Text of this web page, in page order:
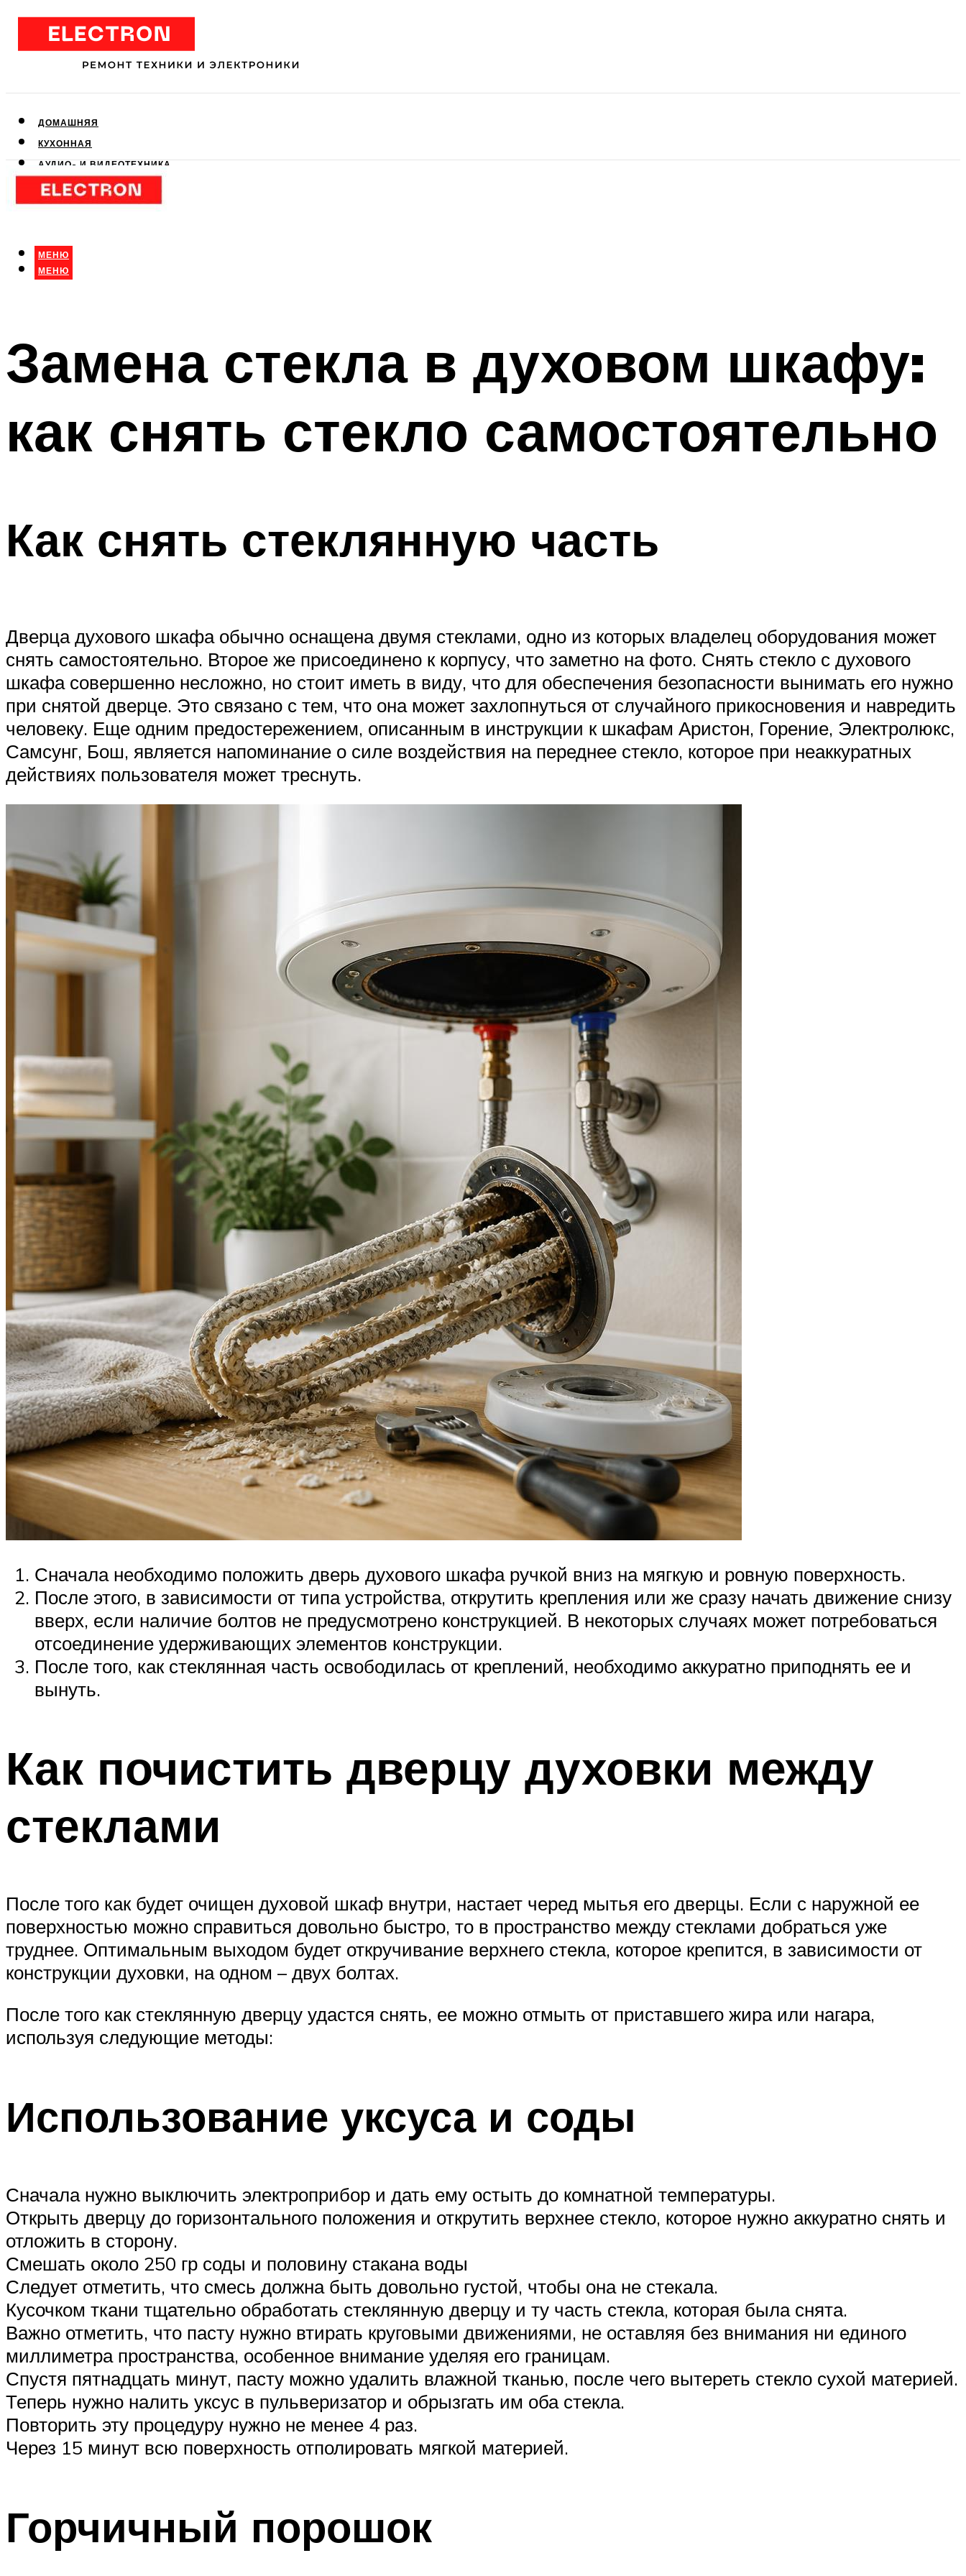
ДОМАШНЯЯ
КУХОННАЯ
АУДИО- И ВИДЕОТЕХНИКА
КЛИМАТИЧЕСКАЯ
ДЛЯ КРАСОТЫ
МЕНЮ
МЕНЮ
Замена стекла в духовом шкафу:
как снять стекло самостоятельно
Как снять стеклянную часть
Дверца духового шкафа обычно оснащена двумя стеклами, одно из которых владелец оборудования может
снять самостоятельно. Второе же присоединено к корпусу, что заметно на фото. Снять стекло с духового
шкафа совершенно несложно, но стоит иметь в виду, что для обеспечения безопасности вынимать его нужно
при снятой дверце. Это связано с тем, что она может захлопнуться от случайного прикосновения и навредить
человеку. Еще одним предостережением, описанным в инструкции к шкафам Аристон, Горение, Электролюкс,
Самсунг, Бош, является напоминание о силе воздействия на переднее стекло, которое при неаккуратных
действиях пользователя может треснуть.
Сначала необходимо положить дверь духового шкафа ручкой вниз на мягкую и ровную поверхность.
После этого, в зависимости от типа устройства, открутить крепления или же сразу начать движение снизу
вверх, если наличие болтов не предусмотрено конструкцией. В некоторых случаях может потребоваться
отсоединение удерживающих элементов конструкции.
После того, как стеклянная часть освободилась от креплений, необходимо аккуратно приподнять ее и
вынуть.
Как почистить дверцу духовки между
стеклами
После того как будет очищен духовой шкаф внутри, настает черед мытья его дверцы. Если с наружной ее
поверхностью можно справиться довольно быстро, то в пространство между стеклами добраться уже
труднее. Оптимальным выходом будет откручивание верхнего стекла, которое крепится, в зависимости от
конструкции духовки, на одном – двух болтах.
После того как стеклянную дверцу удастся снять, ее можно отмыть от приставшего жира или нагара,
используя следующие методы:
Использование уксуса и соды
Сначала нужно выключить электроприбор и дать ему остыть до комнатной температуры.
Открыть дверцу до горизонтального положения и открутить верхнее стекло, которое нужно аккуратно снять и
отложить в сторону.
Смешать около 250 гр соды и половину стакана воды
Следует отметить, что смесь должна быть довольно густой, чтобы она не стекала.
Кусочком ткани тщательно обработать стеклянную дверцу и ту часть стекла, которая была снята.
Важно отметить, что пасту нужно втирать круговыми движениями, не оставляя без внимания ни единого
миллиметра пространства, особенное внимание уделяя его границам.
Спустя пятнадцать минут, пасту можно удалить влажной тканью, после чего вытереть стекло сухой материей.
Теперь нужно налить уксус в пульверизатор и обрызгать им оба стекла.
Повторить эту процедуру нужно не менее 4 раз.
Через 15 минут всю поверхность отполировать мягкой материей.
Горчичный порошок